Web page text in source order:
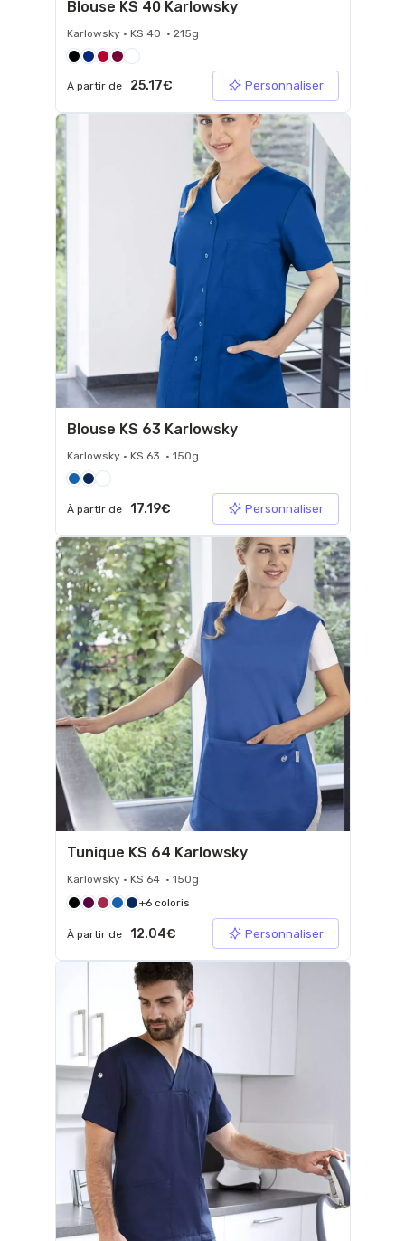
Blouse KS 40 Karlowsky
Karlowsky • KS 40 • 215g
À partir de 25.17€ Personnaliser
Blouse KS 63 Karlowsky
Karlowsky • KS 63 • 150g
À partir de 17.19€ Personnaliser
Tunique KS 64 Karlowsky
Karlowsky • KS 64 • 150g
+6 coloris
À partir de 12.04€ Personnaliser